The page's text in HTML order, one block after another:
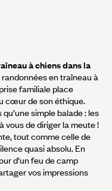
à chiens dans la
en traîneau à
familiale place
cœur de son éthique.
simple balade : les
vous de diriger la meute !
tout comme celle de
quasi absolu. En
d’un feu de camp
vos impressions